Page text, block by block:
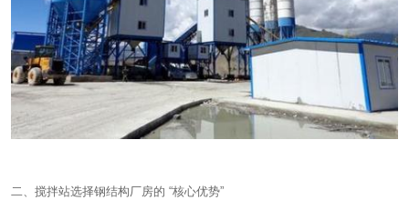
二、搅拌站选择钢结构厂房的 “核心优势”